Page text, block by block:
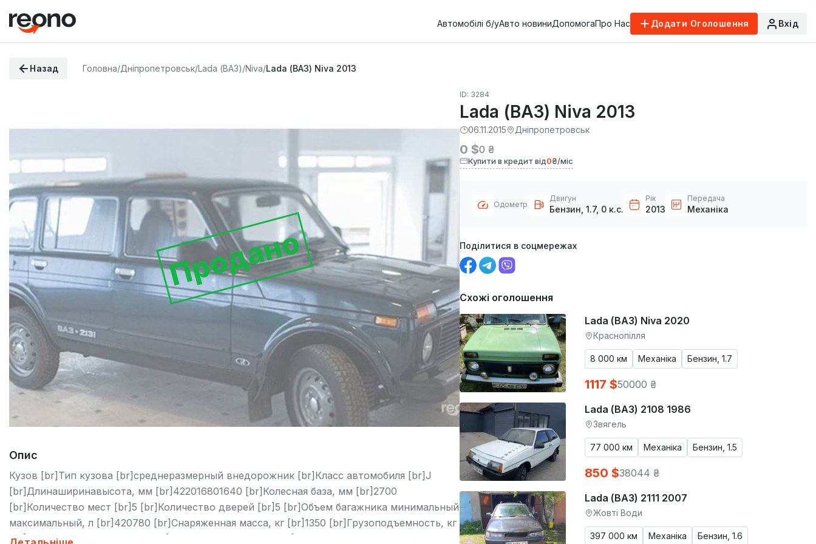
Автомобілі б/уАвто новиниДопомогаПро Нас Додати Оголошення Вхід
Назад Головна/Дніпропетровськ/Lada (ВАЗ)/Niva/Lada (ВАЗ) Niva 2013
Продано
Опис
Кузов [br]Тип кузова [br]среднеразмерный внедорожник [br]Класс автомобиля [br]J
[br]Длинаширинавысота, мм [br]422016801640 [br]Колесная база, мм [br]2700
[br]Количество мест [br]5 [br]Количество дверей [br]5 [br]Объем багажника минимальный
максимальный, л [br]420780 [br]Снаряженная масса, кг [br]1350 [br]Грузоподъемность, кг
[br]500 [br]Полная масса, кг [br]1850 [br]Клиренс, мм [br]228 [br]Объем топливного бака,
ID: 3284
Lada (ВАЗ) Niva 2013
06.11.2015 Дніпропетровськ
0 $0 ₴
Купити в кредит від0₴/міс
Одометр
Двигун
Бензин, 1.7, 0 к.с.
Рік
2013
Передача
Механіка
Поділитися в соцмережах
Схожі оголошення
Lada (ВАЗ) Niva 2020
Краснопілля
8 000 км Механіка Бензин, 1.7
1117 $50000 ₴
Lada (ВАЗ) 2108 1986
Звягель
77 000 км Механіка Бензин, 1.5
850 $38044 ₴
Lada (ВАЗ) 2111 2007
Жовті Води
397 000 км Механіка Бензин, 1.6